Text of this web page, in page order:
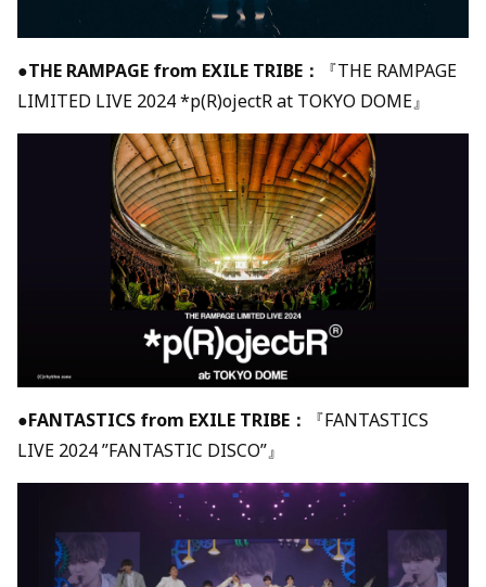
●THE RAMPAGE from EXILE TRIBE：
『THE RAMPAGE
LIMITED LIVE 2024 *p(R)ojectR at TOKYO DOME』
●FANTASTICS from EXILE TRIBE：
『FANTASTICS
LIVE 2024 ”FANTASTIC DISCO”』